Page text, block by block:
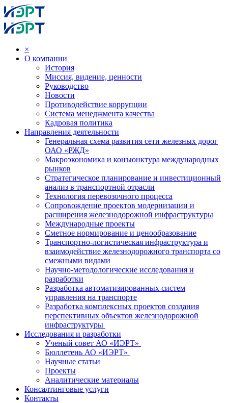
×
О компании
История
Миссия, видение, ценности
Руководство
Новости
Противодействие коррупции
Система менеджмента качества
Кадровая политика
Направления деятельности
Генеральная схема развития сети железных дорог
ОАО «РЖД»
Макроэкономика и конъюнктура международных
рынков
Стратегическое планирование и инвестиционный
анализ в транспортной отрасли
Технология перевозочного процесса
Сопровождение проектов модернизации и
расширения железнодорожной инфраструктуры
Международные проекты
Сметное нормирование и ценообразование
Транспортно-логистическая инфраструктура и
взаимодействие железнодорожного транспорта со
смежными видами
Научно-методологические исследования и
разработки
Разработка автоматизированных систем
управления на транспорте
Разработка комплексных проектов создания
перспективных объектов железнодорожной
инфраструктуры
Исследования и разработки
Ученый совет АО «ИЭРТ»
Бюллетень АО «ИЭРТ»
Научные статьи
Проекты
Аналитические материалы
Консалтинговые услуги
Контакты